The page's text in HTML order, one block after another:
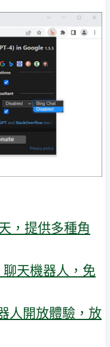
，提供多種角
天機器人，免
人開放體驗，放